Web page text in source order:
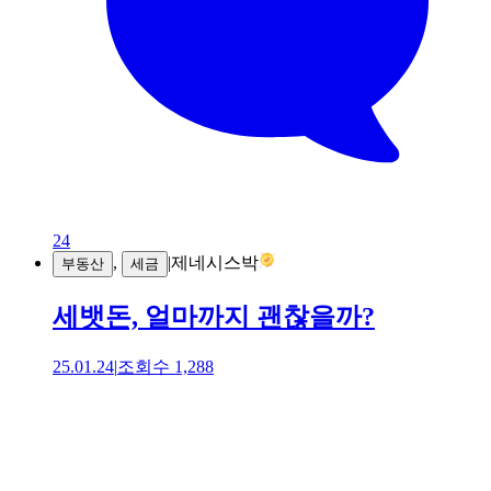
24
부동산 , 세금 |제네시스박
세뱃돈, 얼마까지 괜찮을까?
25.01.24|조회수 1,288